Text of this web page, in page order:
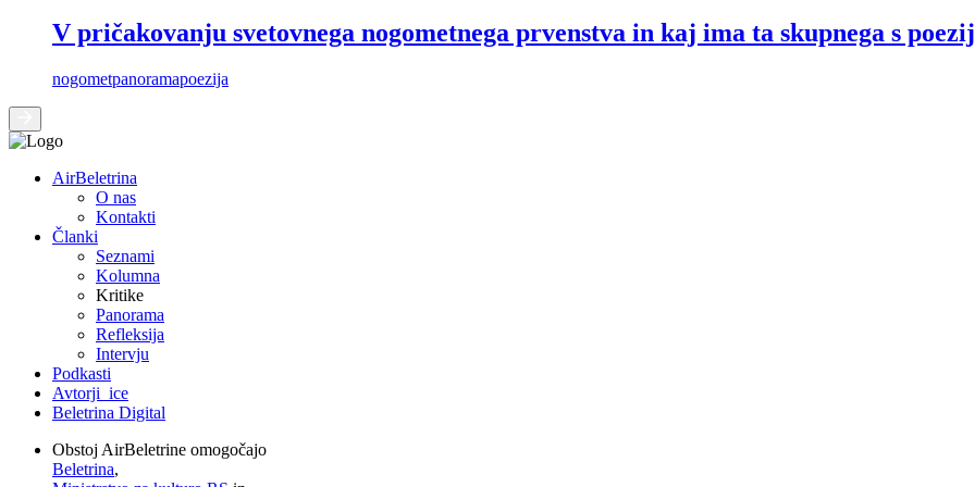
V pričakovanju svetovnega nogometnega prvenstva in kaj ima ta skupnega s
nogometpanoramapoezija
AirBeletrina
O nas
Kontakti
Članki
Seznami
Kolumna
Kritike
Panorama
Refleksija
Intervju
Podkasti
Avtorji_ice
Beletrina Digital
Obstoj AirBeletrine omogočajo
Beletrina,